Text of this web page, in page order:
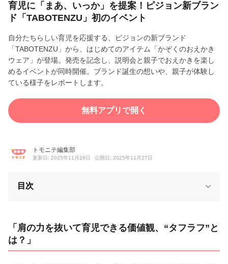
育児に「まあ、いっか」を提案！ピジョン新ブラン
ド「TABOTENZU」初のイベント
自分たちらしい育児を応援する、ピジョンの新ブランド
「TABOTENZU」から、はじめてのアイテム「かぞくのおえかき
ウェア」が登場。発売を記念し、説明会と親子でおえかきを楽し
めるイベントが同時開催。ブランド誕生の想いや、親子が体験し
ている様子をレポートします。
無料アプリで開く
トモニテ編集部
更新日: 2025年11月28日 公開日: 2025年11月27日
目次
「肩の力を抜いて育児できる価値観、“タフラフ”と
は？」